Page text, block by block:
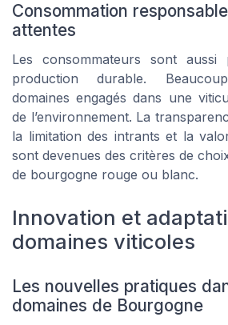
Consommation
attentes
Les consommateurs sont
production durable.
domaines engagés dans une
de l’environnement. La
la limitation des intrants et la
sont devenues des critères de
de bourgogne rouge ou blanc.
Innovation et
domaines viticoles
Les nouvelles pratiques
domaines de Bourgogne